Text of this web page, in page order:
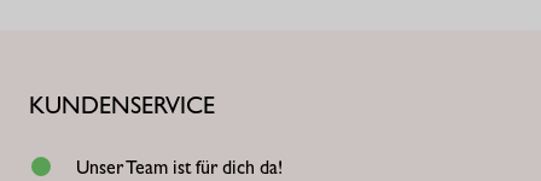
KUNDENSERVICE
Unser Team ist für dich da!